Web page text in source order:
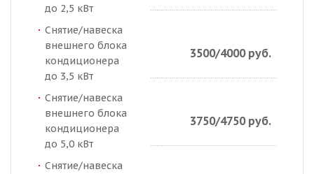
до 2,5 кВт
Снятие/навеска
внешнего блока
кондиционера
до 3,5 кВт
3500/4000 руб.
Снятие/навеска
внешнего блока
кондиционера
до 5,0 кВт
3750/4750 руб.
Снятие/навеска